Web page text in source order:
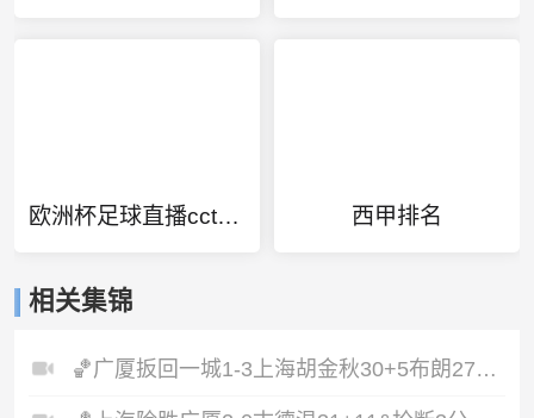
欧洲杯足球直播cctv5直播 西甲排名
相关集锦
🏀广厦扳回一城1-3上海胡金秋30+5布朗27+8古德温28+6+8